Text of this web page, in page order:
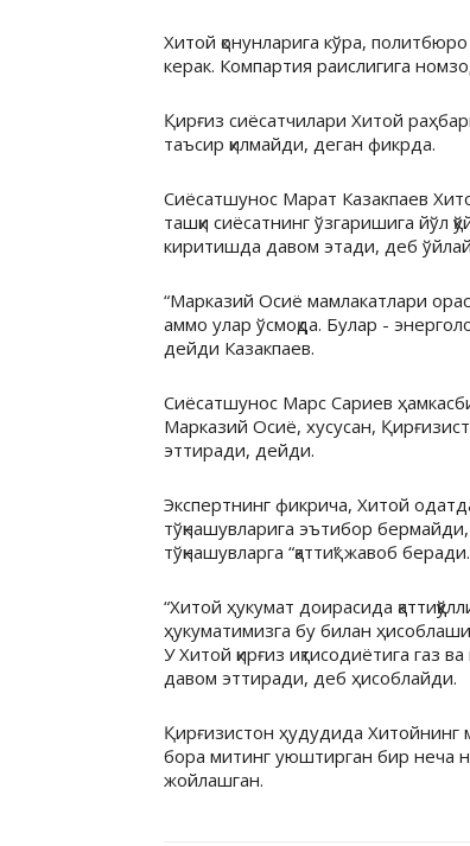
Хитой қонунларига кўра,
керак. Компартия раислигига
Қирғиз сиёсатчилари Хитой
таъсир қилмайди, деган фикрда.
Сиёсатшунос Марат Казакпаев
ташқи сиёсатнинг ўзгаришига йўл
киритишда давом этади, деб
“Марказий Осиё мамлакатлари
аммо улар ўсмоқда. Булар -
дейди Казакпаев.
Сиёсатшунос Марс Сариев
Марказий Осиё, хусусан,
эттиради, дейди.
Экспертнинг фикрича, Хитой
тўқнашувларига эътибор
тўқнашувларга “қаттиқ” жавоб беради.
“Хитой ҳукумат доирасида
ҳукуматимизга бу билан
У Хитой қирғиз иқтисодиётига газ
давом эттиради, деб ҳисоблайди.
Қирғизистон ҳудудида Хитойнинг
бора митинг уюштирган бир неча
жойлашган.